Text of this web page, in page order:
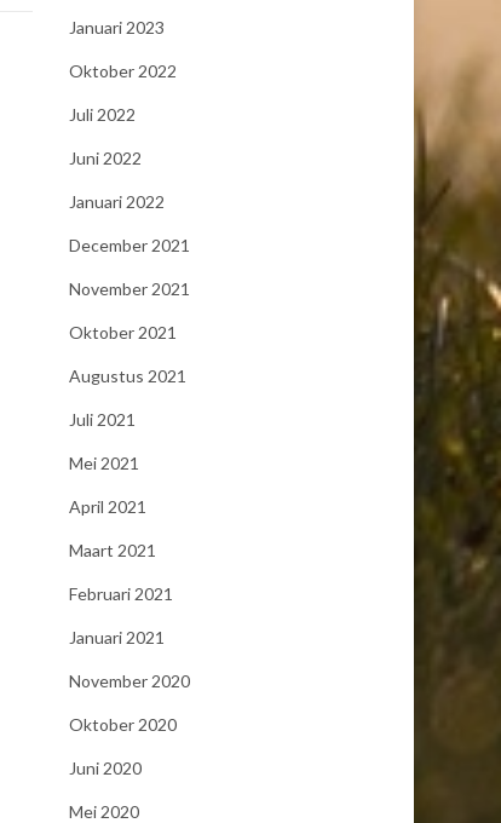
Januari 2023
Oktober 2022
Juli 2022
Juni 2022
Januari 2022
December 2021
November 2021
Oktober 2021
Augustus 2021
Juli 2021
Mei 2021
April 2021
Maart 2021
Februari 2021
Januari 2021
November 2020
Oktober 2020
Juni 2020
Mei 2020